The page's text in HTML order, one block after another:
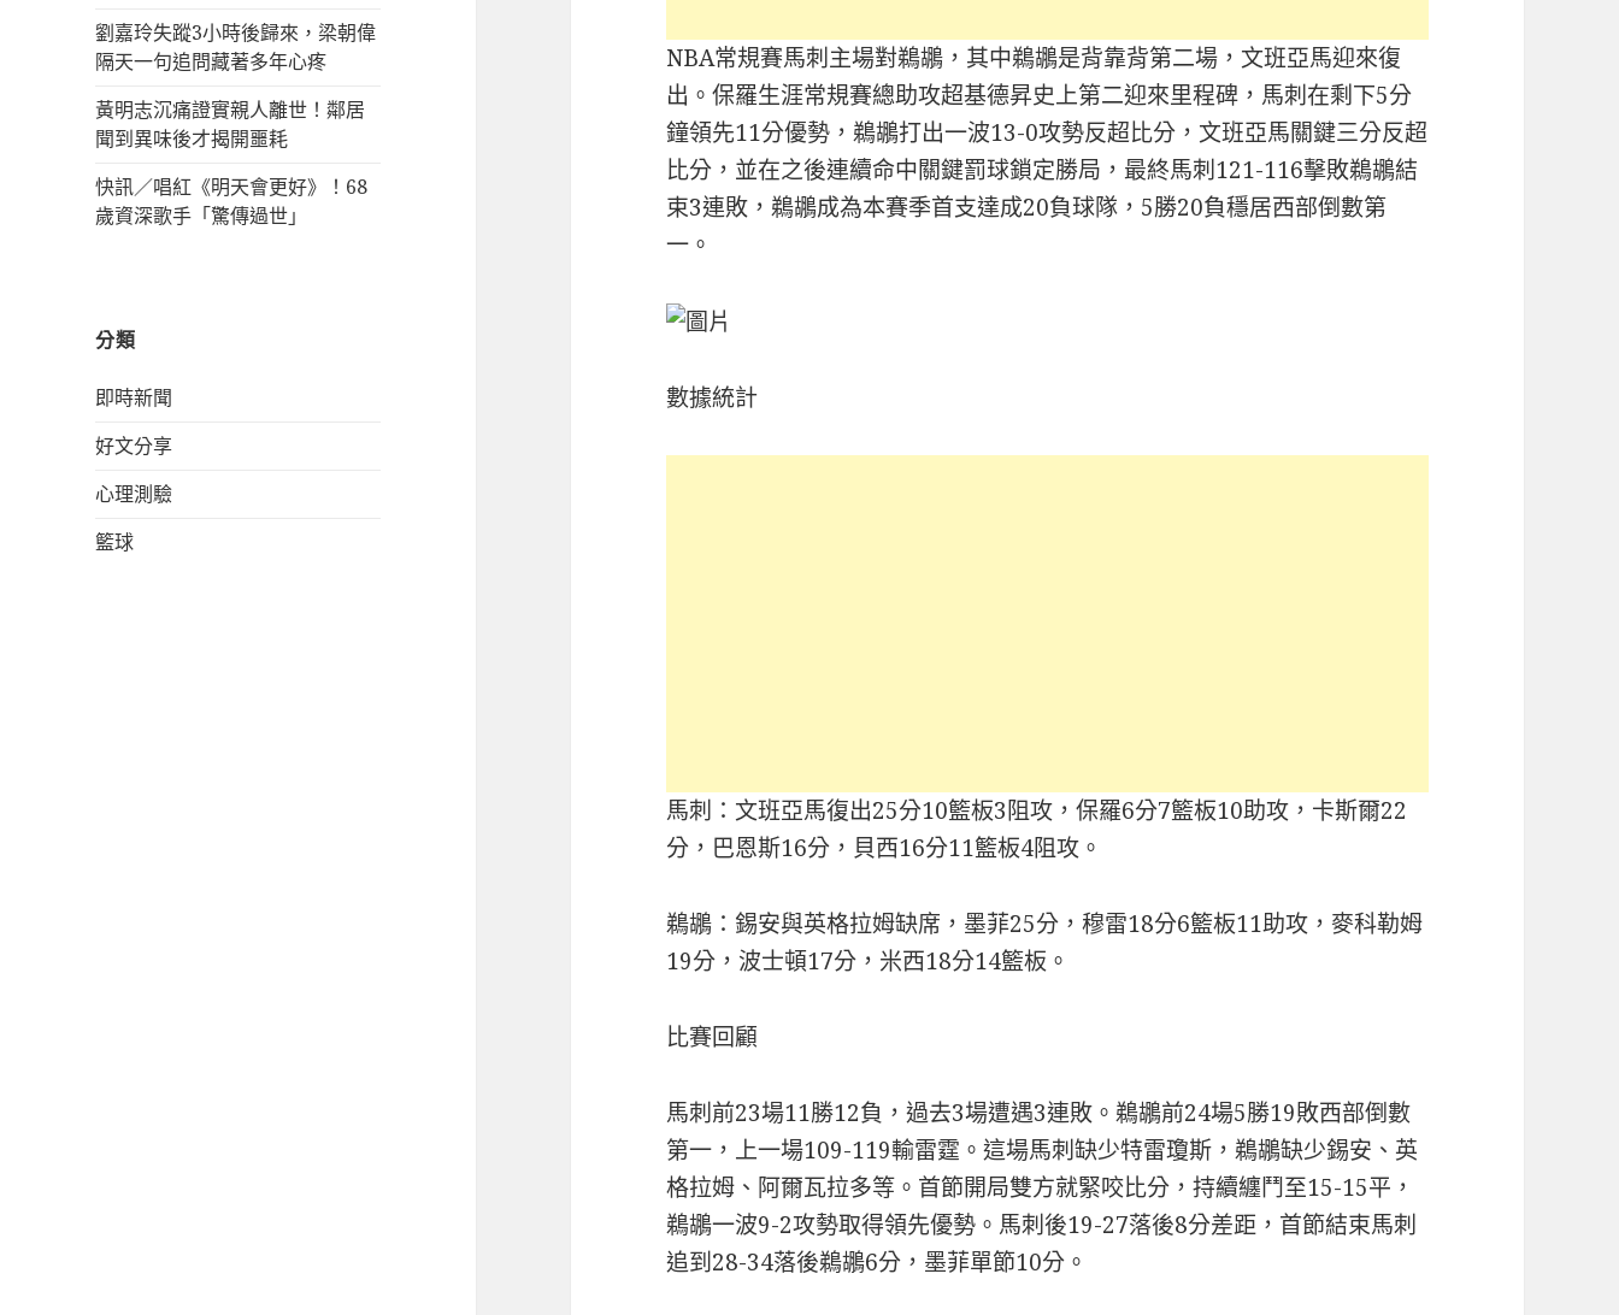
劉嘉玲失蹤3小時後歸來，梁朝偉
隔天一句追問藏著多年心疼
黃明志沉痛證實親人離世！鄰居
聞到異味後才揭開噩耗
快訊／唱紅《明天會更好》！68
歲資深歌手「驚傳過世」
分類
即時新聞
好文分享
心理測驗
籃球
NBA常規賽馬刺主場對鵜鶘，其中鵜鶘是背靠背第二場，文班亞馬迎來復
出。保羅生涯常規賽總助攻超基德昇史上第二迎來里程碑，馬刺在剩下5分
鐘領先11分優勢，鵜鶘打出一波13-0攻勢反超比分，文班亞馬關鍵三分反超
比分，並在之後連續命中關鍵罰球鎖定勝局，最終馬刺121-116擊敗鵜鶘結
束3連敗，鵜鶘成為本賽季首支達成20負球隊，5勝20負穩居西部倒數第
一。
數據統計
馬刺：文班亞馬復出25分10籃板3阻攻，保羅6分7籃板10助攻，卡斯爾22
分，巴恩斯16分，貝西16分11籃板4阻攻。
鵜鶘：錫安與英格拉姆缺席，墨菲25分，穆雷18分6籃板11助攻，麥科勒姆
19分，波士頓17分，米西18分14籃板。
比賽回顧
馬刺前23場11勝12負，過去3場遭遇3連敗。鵜鶘前24場5勝19敗西部倒數
第一，上一場109-119輸雷霆。這場馬刺缺少特雷瓊斯，鵜鶘缺少錫安、英
格拉姆、阿爾瓦拉多等。首節開局雙方就緊咬比分，持續纏鬥至15-15平，
鵜鶘一波9-2攻勢取得領先優勢。馬刺後19-27落後8分差距，首節結束馬刺
追到28-34落後鵜鶘6分，墨菲單節10分。